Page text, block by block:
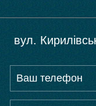
вул.